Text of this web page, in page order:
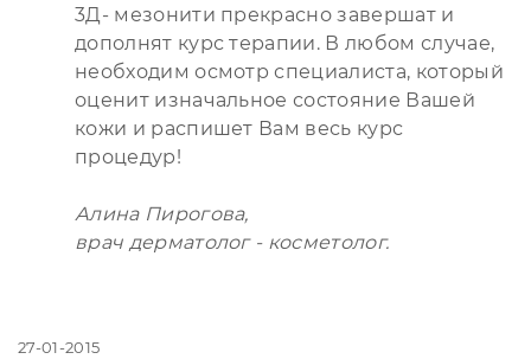
3Д- мезонити прекрасно завершат и
дополнят курс терапии. В любом случае,
необходим осмотр специалиста, который
оценит изначальное состояние Вашей
кожи и распишет Вам весь курс
процедур!
Алина Пирогова,
врач дерматолог - косметолог.
27-01-2015